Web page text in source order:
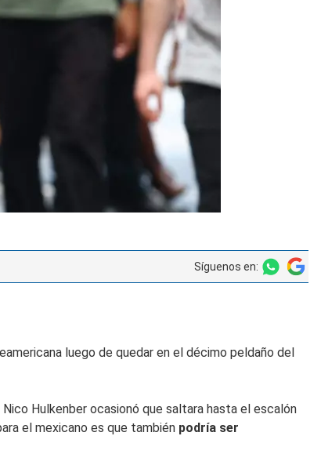
Síguenos en:
luego de quedar en el décimo peldaño del
Nico Hulkenber ocasionó que saltara hasta el escalón
el mexicano es que también podría ser